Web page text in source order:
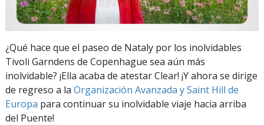
¿Qué hace que el paseo de Nataly por los inolvidables
Tivoli Garndens de Copenhague sea aún más
inolvidable? ¡Ella acaba de atestar Clear! ¡Y ahora se dirige
de regreso a la Organización Avanzada y Saint Hill de
Europa para continuar su inolvidable viaje hacia arriba
del Puente!